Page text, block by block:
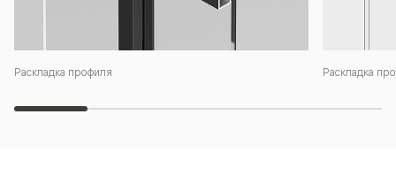
Раскладка профиля Раскладка